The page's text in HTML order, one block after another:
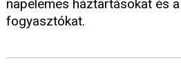
napelemes háztartásokat és
fogyasztókat.